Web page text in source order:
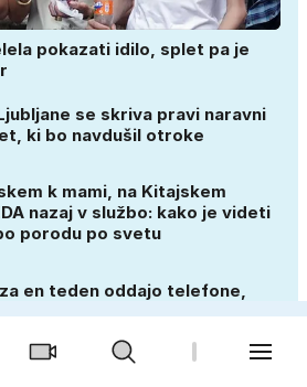
pokazati idilo, splet pa je
se skriva pravi naravni
ki bo navdušil otroke
k mami, na Kitajskem
nazaj v službo: kako je videti
porodu po svetu
en teden oddajo telefone,